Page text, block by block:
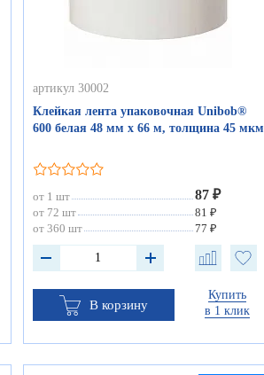
артикул 30002
Клейкая лента упаковочная Unibob®
600 белая 48 мм х 66 м, толщина 45 мкм
от 1 шт 87 ₽
от 72 шт
81 ₽
от 360 шт
77 ₽
В корзину
Купить
в 1 клик